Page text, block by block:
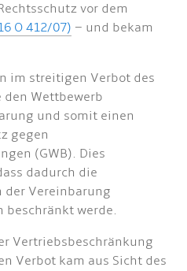
vor dem
O 412/07) – und bekam
im streitigen Verbot des
Wettbewerb
und somit einen
gegen
(GWB). Dies
dadurch die
Vereinbarung
werde.
Vertriebsbeschränkung
Verbot kam aus Sicht des